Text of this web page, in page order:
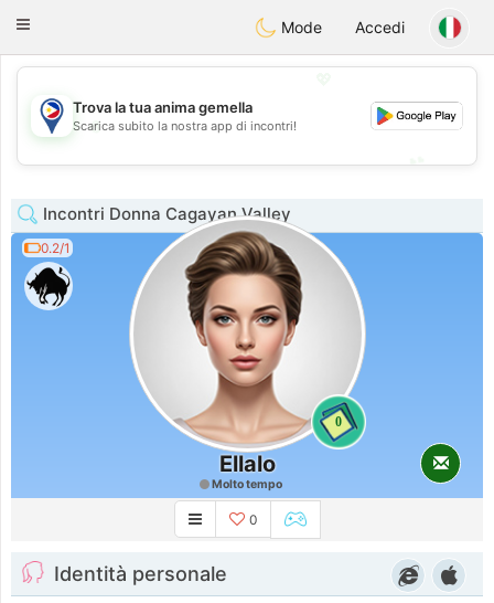
PhilippinesChat
Toggle
Mode Accedi
💖
💕
Trova la tua anima gemella
Scarica subito la nostra app di incontri!
Incontri Donna Cagayan Valley
0.2/1
0
Ellalo
Molto tempo
0
Identità personale